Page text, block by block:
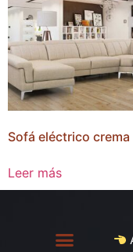
Sofá eléctrico crema
Leer más